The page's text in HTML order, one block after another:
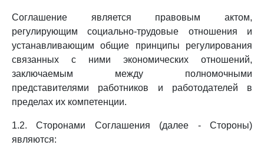
Соглашение является правовым актом,
регулирующим социально-трудовые отношения и
устанавливающим общие принципы регулирования
связанных с ними экономических отношений,
заключаемым между полномочными
представителями работников и работодателей в
пределах их компетенции.
1.2. Сторонами Соглашения (далее - Стороны)
являются: